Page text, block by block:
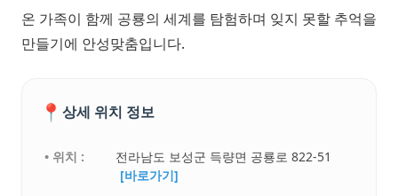
온 가족이 함께 공룡의 세계를 탐험하며 잊지 못할 추억을
만들기에 안성맞춤입니다.
📍 상세 위치 정보
• 위치 :
전라남도 보성군 득량면 공룡로 822-51
[바로가기]